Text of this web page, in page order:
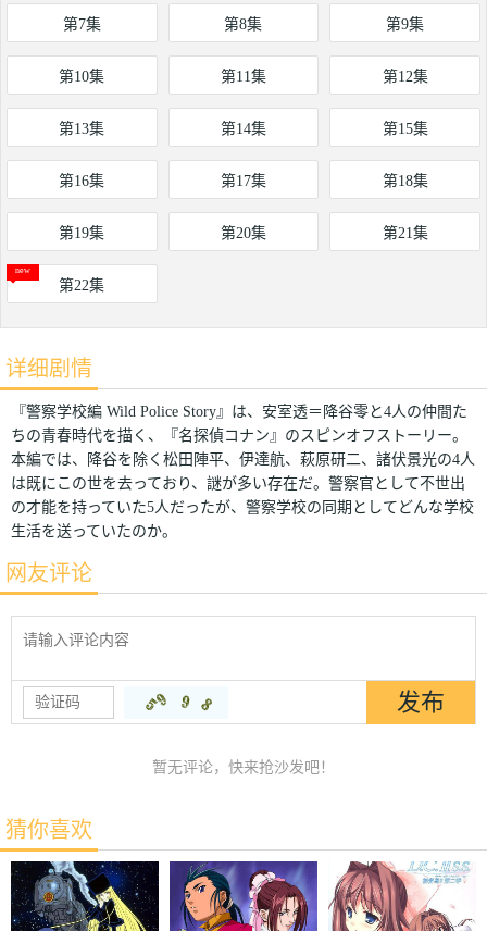
第7集 第8集 第9集
第10集 第11集 第12集
第13集 第14集 第15集
第16集 第17集 第18集
第19集 第20集 第21集
第22集
详细剧情
『警察学校編 Wild Police Story』は、安室透＝降谷零と4人の仲間た
ちの青春時代を描く、『名探偵コナン』のスピンオフストーリー。
本編では、降谷を除く松田陣平、伊達航、萩原研二、諸伏景光の4人
は既にこの世を去っており、謎が多い存在だ。警察官として不世出
の才能を持っていた5人だったが、警察学校の同期としてどんな学校
生活を送っていたのか。
网友评论
暂无评论，快来抢沙发吧！
猜你喜欢